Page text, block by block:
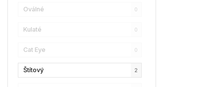
Oscar De La Renta
Donna Karan
DKNY
Calvin Klein
Oválné 0
Kulaté 0
Cat Eye 0
Štítový 2